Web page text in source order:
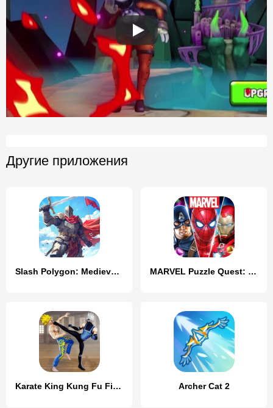
Другие приложения
Slash Polygon: Medieval PVP MARVEL Puzzle Quest: Hero RPG
Karate King Kung Fu Fight Game Archer Cat 2